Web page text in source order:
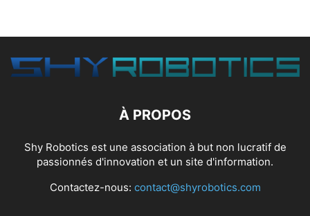
À PROPOS
Shy Robotics est une association à but non lucratif de
passionnés d'innovation et un site d'information.
Contactez-nous: contact@shyrobotics.com